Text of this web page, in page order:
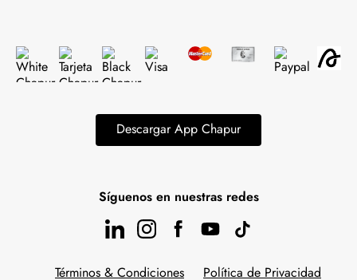
Descargar App Chapur
Síguenos en nuestras redes
Términos & Condiciones Política de Privacidad